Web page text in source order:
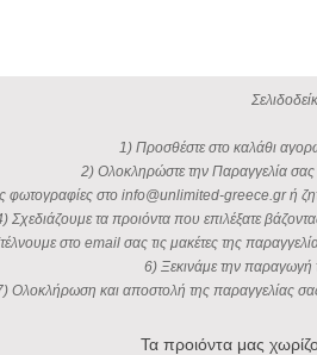
1) Προσθέστε στο καλάθι
2) Ολοκληρώστε την Παραγγελία
φωτογραφίες στο info@unlimited-greece.gr ή
Σχεδιάζουμε τα προιόντα που επιλέξατε
στο email σας τις μακέτες της
6) Ξεκινάμε την παραγωγή
Ολοκλήρωση και αποστολή της παραγγελίας
Τα προιόντα μας